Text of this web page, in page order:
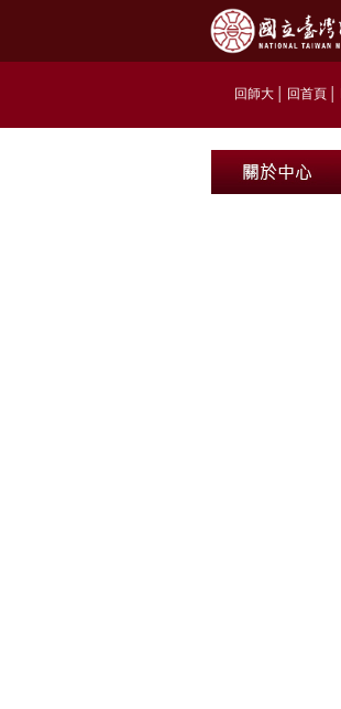
回師大 回首頁